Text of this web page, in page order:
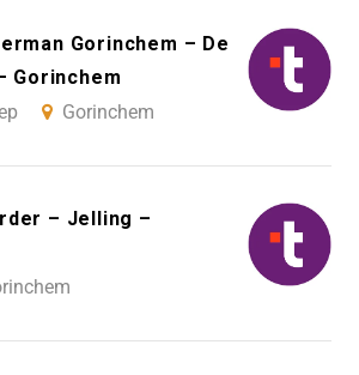
Gorinchem – De
Gorinchem
Gorinchem
– Jelling –